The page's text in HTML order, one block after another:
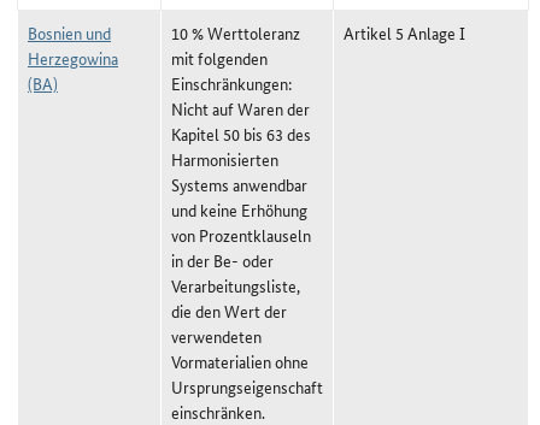
Bosnien und
Herzegowina
(BA)
10 % Werttoleranz
mit folgenden
Einschränkungen:
Nicht auf Waren der
Kapitel 50 bis 63 des
Harmonisierten
Systems anwendbar
und keine Erhöhung
von Prozentklauseln
in der Be- oder
Verarbeitungsliste,
die den Wert der
verwendeten
Vormaterialien ohne
Ursprungseigenschaft
einschränken.
Artikel 5 Anlage I